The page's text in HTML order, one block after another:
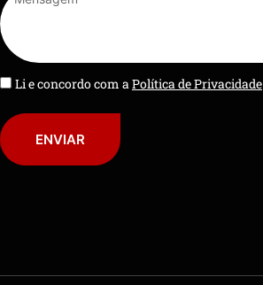
Li e concordo com aPolítica de Privacidade
ENVIAR